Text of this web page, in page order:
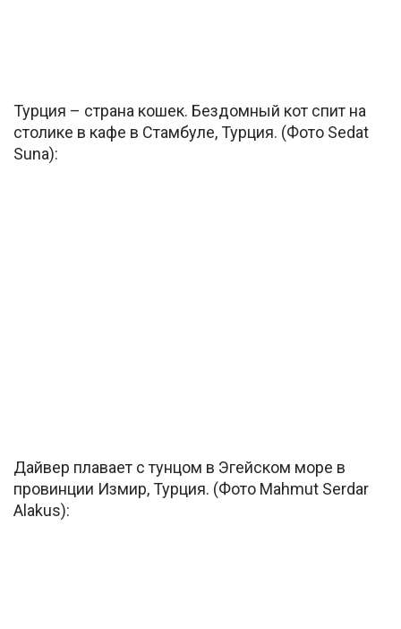
Турция – страна кошек. Бездомный кот спит на
столике в кафе в Стамбуле, Турция. (Фото Sedat
Suna):
Дайвер плавает с тунцом в Эгейском море в
провинции Измир, Турция. (Фото Mahmut Serdar
Alakus):